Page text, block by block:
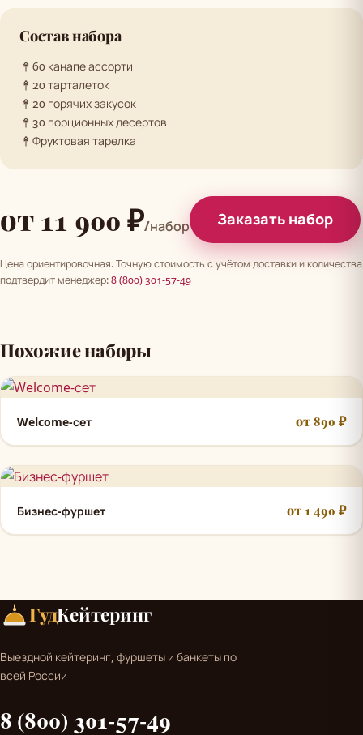
Состав набора
60 канапе ассорти
20 тарталеток
20 горячих закусок
30 порционных десертов
Фруктовая тарелка
от 11 900 ₽/набор Заказать набор
Цена ориентировочная. Точную стоимость с учётом доставки и количества
подтвердит менеджер:8 (800) 301-57-49
Похожие наборы
Welcome-сет от 890 ₽
Бизнес-фуршет от 1 490 ₽
ГудКейтеринг
Выездной кейтеринг, фуршеты и банкеты по
всей России
8 (800) 301-57-49